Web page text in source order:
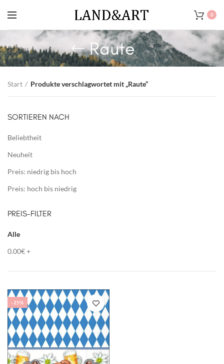
0
Raute
Start Produkte verschlagwortet mit „Raute“
SORTIEREN NACH
Beliebtheit
Neuheit
Preis: niedrig bis hoch
Preis: hoch bis niedrig
PREIS-FILTER
Alle
0.00€+
-25%